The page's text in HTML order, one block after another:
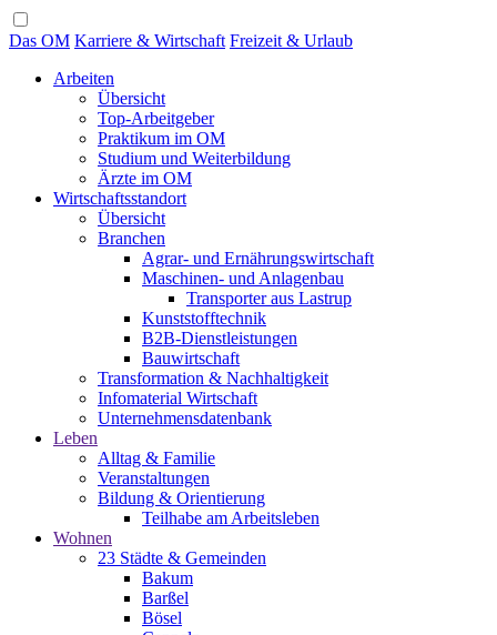
Das OM Karriere & Wirtschaft Freizeit & Urlaub
Arbeiten
Übersicht
Top-Arbeitgeber
Praktikum im OM
Studium und Weiterbildung
Ärzte im OM
Wirtschaftsstandort
Übersicht
Branchen
Agrar- und Ernährungswirtschaft
Maschinen- und Anlagenbau
Transporter aus Lastrup
Kunststofftechnik
B2B-Dienstleistungen
Bauwirtschaft
Transformation & Nachhaltigkeit
Infomaterial Wirtschaft
Unternehmensdatenbank
Leben
Alltag & Familie
Veranstaltungen
Bildung & Orientierung
Teilhabe am Arbeitsleben
Wohnen
23 Städte & Gemeinden
Bakum
Barßel
Bösel